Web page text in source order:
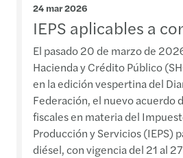
24 mar 2026
IEPS aplicables a
El pasado 20 de marzo de
Hacienda y Crédito Público
en la edición vespertina del
Federación, el nuevo acuerdo
fiscales en materia del
Producción y Servicios (IEPS)
diésel, con vigencia del 21 al